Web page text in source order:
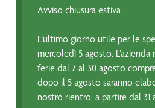
Avviso chiusura estiva
L’ultimo giorno utile per le
mercoledì 5 agosto. L’azienda
ferie dal 7 al 30 agosto
dopo il 5 agosto saranno
nostro rientro, a partire dal 31